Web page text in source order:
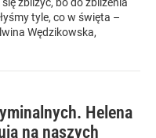
tyle, co w święta –
Wędzikowska,
Helena
na naszych